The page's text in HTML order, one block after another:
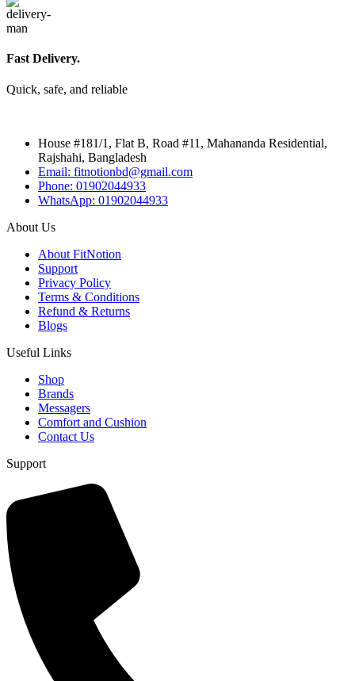
Fast Delivery.
Quick, safe, and reliable
House #181/1, Flat B, Road #11, Mahananda Residential,
Rajshahi, Bangladesh
Email: fitnotionbd@gmail.com
Phone: 01902044933
WhatsApp: 01902044933
About Us
About FitNotion
Support
Privacy Policy
Terms & Conditions
Refund & Returns
Blogs
Useful Links
Shop
Brands
Messagers
Comfort and Cushion
Contact Us
Support